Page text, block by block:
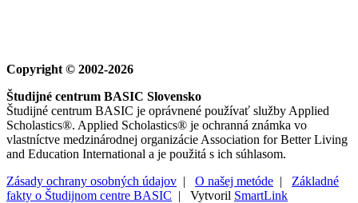
Copyright © 2002-2026
Študijné centrum BASIC Slovensko
Študijné centrum BASIC je oprávnené používať služby Applied
Scholastics®. Applied Scholastics® je ochranná známka vo
vlastníctve medzinárodnej organizácie Association for Better Living
and Education International a je použitá s ich súhlasom.
Zásady ochrany osobných údajov | O našej metóde | Základné
fakty o Študijnom centre BASIC | Vytvoril SmartLink